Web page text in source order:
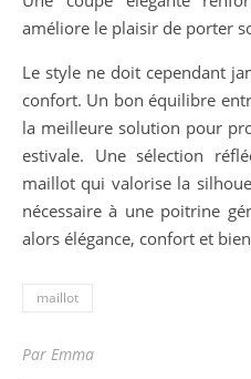
améliore le plaisir de porter
Le style ne doit cependant
confort. Un bon équilibre
la meilleure solution pour
estivale. Une sélection
maillot qui valorise la
nécessaire à une poitrine
alors élégance, confort et
maillot
Par Emma